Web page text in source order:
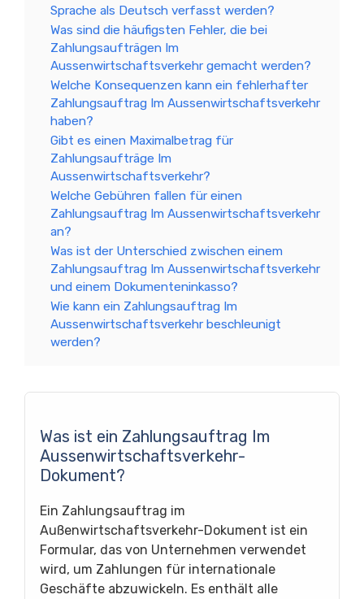
Sprache als Deutsch verfasst werden?
Was sind die häufigsten Fehler, die bei
Zahlungsaufträgen Im
Aussenwirtschaftsverkehr gemacht werden?
Welche Konsequenzen kann ein fehlerhafter
Zahlungsauftrag Im Aussenwirtschaftsverkehr
haben?
Gibt es einen Maximalbetrag für
Zahlungsaufträge Im
Aussenwirtschaftsverkehr?
Welche Gebühren fallen für einen
Zahlungsauftrag Im Aussenwirtschaftsverkehr
an?
Was ist der Unterschied zwischen einem
Zahlungsauftrag Im Aussenwirtschaftsverkehr
und einem Dokumenteninkasso?
Wie kann ein Zahlungsauftrag Im
Aussenwirtschaftsverkehr beschleunigt
werden?
Was ist ein Zahlungsauftrag Im
Aussenwirtschaftsverkehr-
Dokument?
Ein Zahlungsauftrag im
Außenwirtschaftsverkehr-Dokument ist ein
Formular, das von Unternehmen verwendet
wird, um Zahlungen für internationale
Geschäfte abzuwickeln. Es enthält alle